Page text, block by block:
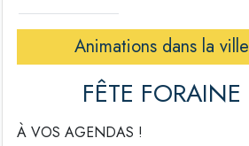
Animations dans la ville
FÊTE FORAINE
À VOS AGENDAS !